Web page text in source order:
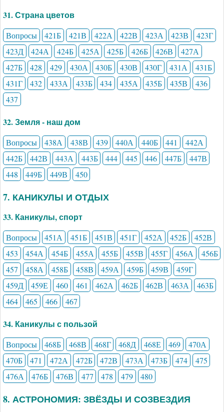
31. Страна цветов
Вопросы 421Б 421В 422А 422В 423А 423В
423Г
423Д
424А 424Б 425А 425Б 426Б 426В
427А
427Б
428 429 430А 430Б 430В 430Г 431А
431Б
431Г
432 433А 433Б 434 435А 435Б 435В
436
437
32. Земля - наш дом
Вопросы 438А 438В 439 440А 440Б 441
442А
442Б
442В 443А 443Б 444 445 446 447Б
447В
448
449Б 449В 450
7. КАНИКУЛЫ И ОТДЫХ
33. Каникулы, спорт
Вопросы 451А 451Б 451В 451Г 452А 452Б
452В
453
454А 454Б 455А 455Б 455В 455Г 456А
456Б
457
458А 458Б 458В 459А 459Б 459В
459Г
459Д
459Е 460 461 462А 462Б 462В 463А
463Б
464
465 466 467
34. Каникулы с пользой
Вопросы 468Б 468В 468Г 468Д 468Е 469
470А
470Б
471 472А 472Б 472В 473А 473Б 474
475
476А
476Б 476В 477 478 479 480
8. АСТРОНОМИЯ: ЗВЁЗДЫ И СОЗВЕЗДИЯ